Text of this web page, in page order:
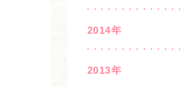
2014年
2013年